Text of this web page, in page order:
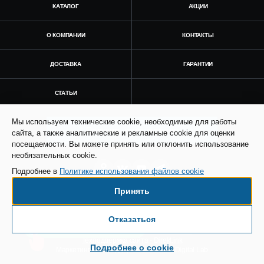
КАТАЛОГ АКЦИИ
О КОМПАНИИ КОНТАКТЫ
ДОСТАВКА ГАРАНТИИ
СТАТЬИ
Получить консультацию
© Все права защищены. Информация сайта
Маркетинговая поддержка - AdCreat Digital Lab
Мы используем технические cookie, необходимые для работы
сайта, а также аналитические и рекламные cookie для оценки
посещаемости. Вы можете принять или отклонить использование
необязательных cookie.
Подробнее в Политике использования файлов cookie
Принять
Отказаться
Подробнее о cookie